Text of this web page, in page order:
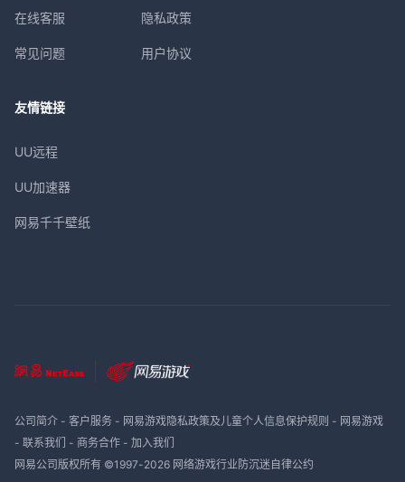
在线客服
常见问题
隐私政策
用户协议
友情链接
UU远程
UU加速器
网易千千壁纸
公司简介- 客户服务- 网易游戏隐私政策及儿童个人信息保护规则 - 网易游戏
- 联系我们 - 商务合作- 加入我们
网易公司版权所有 ©1997-2026 网络游戏行业防沉迷自律公约